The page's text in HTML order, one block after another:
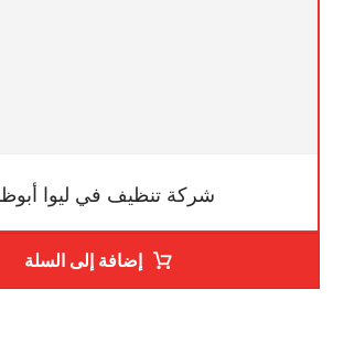
شركة تنظيف في ليوا
إضافة إلى السلة